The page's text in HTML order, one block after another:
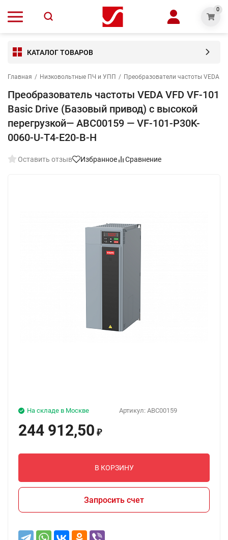
0
КАТАЛОГ ТОВАРОВ
Главная / Низковольтные ПЧ и УПП / Преобразователи частоты VEDA
Преобразователь частоты VEDA VFD VF-101
Basic Drive (Базовый привод) c высокой
перегрузкой— ABC00159 — VF-101-P30K-
0060-U-T4-E20-B-H
Оставить отзыв Избранное Сравнение
Артикул: ABC00159
На складе в Москве
244 912,50 ₽
В КОРЗИНУ
Запросить счет